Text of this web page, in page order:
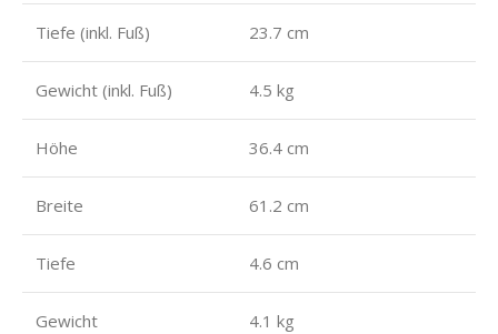
Tiefe (inkl. Fuß) 23.7 cm
Gewicht (inkl. Fuß) 4.5 kg
Höhe 36.4 cm
Breite 61.2 cm
Tiefe 4.6 cm
Gewicht 4.1 kg